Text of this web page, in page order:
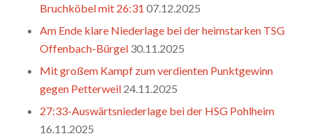
Bruchköbel mit 26:31 07.12.2025
Am Ende klare Niederlage bei der heimstarken TSG
Offenbach-Bürgel 30.11.2025
Mit großem Kampf zum verdienten Punktgewinn
gegen Petterweil 24.11.2025
27:33-Auswärtsniederlage bei der HSG Pohlheim
16.11.2025